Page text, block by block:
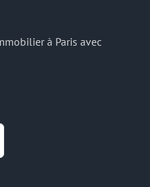
à Paris avec